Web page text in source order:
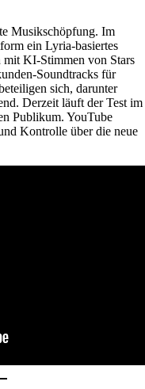
Musikschöpfung. Im
ein Lyria-basiertes
KI-Stimmen von Stars
Soundtracks für
sich, darunter
Derzeit läuft der Test im
Publikum. YouTube
Kontrolle über die neue